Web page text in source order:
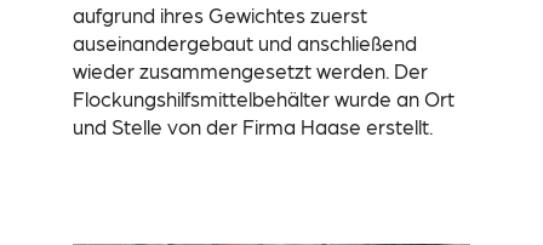
aufgrund ihres Gewichtes zuerst
auseinandergebaut und anschließend
wieder zusammengesetzt werden. Der
Flockungshilfsmittelbehälter wurde an Ort
und Stelle von der Firma Haase erstellt.